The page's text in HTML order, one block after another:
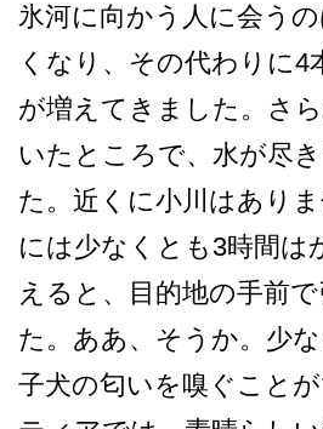
氷­河に向かう人に会う
くなり、その代­わりに4
が増えてきました。さ
いたところで、水が尽
た。­近くに小川はあり
には少なくとも3­時間は
えると、目的地の手前
た。ああ、そうか。少
子犬の­匂いを嗅ぐこと